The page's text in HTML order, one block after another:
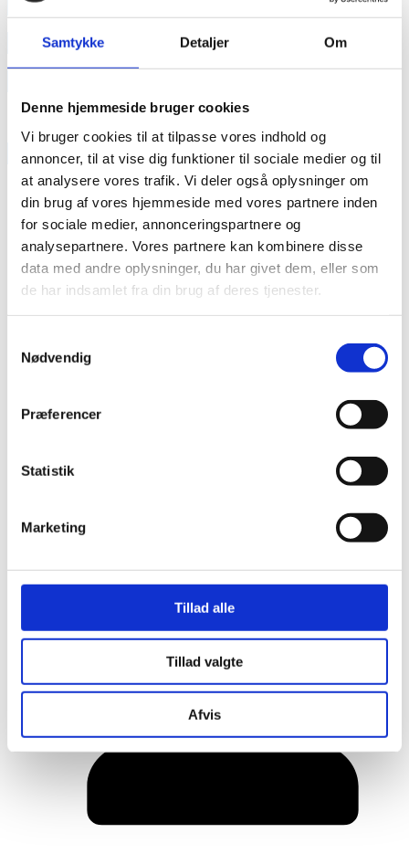
Samtykke Detaljer Om
Denne hjemmeside bruger cookies
Vi bruger cookies til at tilpasse vores indhold og
annoncer, til at vise dig funktioner til sociale medier og til
at analysere vores trafik. Vi deler også oplysninger om
din brug af vores hjemmeside med vores partnere inden
for sociale medier, annonceringspartnere og
analysepartnere. Vores partnere kan kombinere disse
data med andre oplysninger, du har givet dem, eller som
de har indsamlet fra din brug af deres tjenester.
Nødvendig
Præferencer
Statistik
Marketing
Tillad alle
Tillad valgte
Afvis
annonce
RAINBOW BUSINESS DENMARK
Her er alle vinderne fra årets Danish
Rainbow Awards